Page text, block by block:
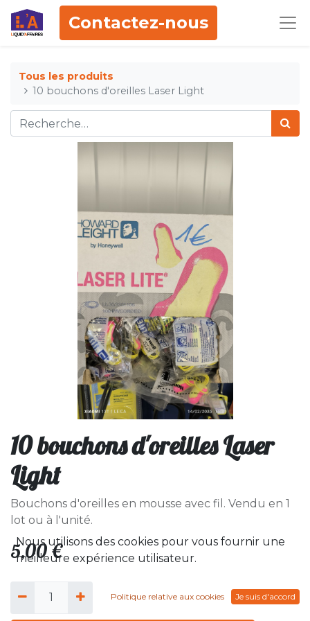
Contactez-nous
Tous les produits
10 bouchons d'oreilles Laser Light
10 bouchons d'oreilles Laser
Light
Bouchons d'oreilles en mousse avec fil. Vendu en 1
lot ou à l'unité.
5,00€
Nous utilisons des cookies pour vous fournir une
meilleure expérience utilisateur.
Politique relative aux cookies Je suis d'accord